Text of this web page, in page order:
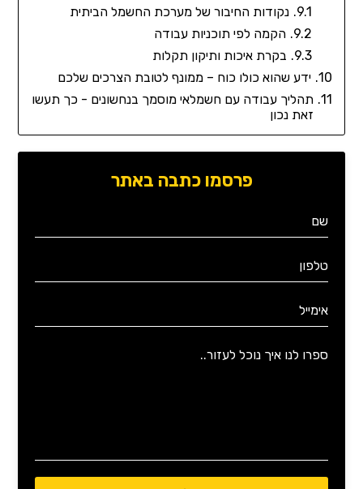
נקודות החיבור של מערכת החשמל הביתית
הקמה לפי תוכניות עבודה
בקרת איכות ותיקון תקלות
ידע שהוא כולו כוח – ממונף לטובת הצרכים שלכם
תהליך עבודה עם חשמלאי מוסמך בנחשונים - כך תעשו
זאת נכון
פרסמו כתבה באתר